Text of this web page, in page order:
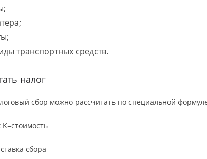
транспортных средств.
налог
сбор можно рассчитать по специальной
K=стоимость
сбора